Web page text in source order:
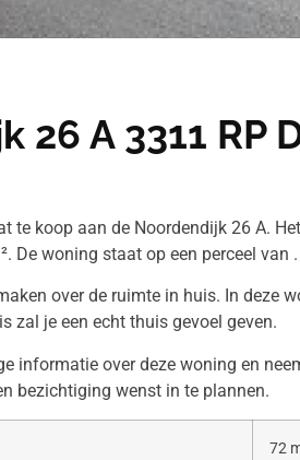
26 A 3311 RP
te koop aan de Noordendijk 26 A.
De woning staat op een perceel van .
over de ruimte in huis. In deze
zal je een echt thuis gevoel geven.
informatie over deze woning en
bezichtiging wenst in te plannen.
72